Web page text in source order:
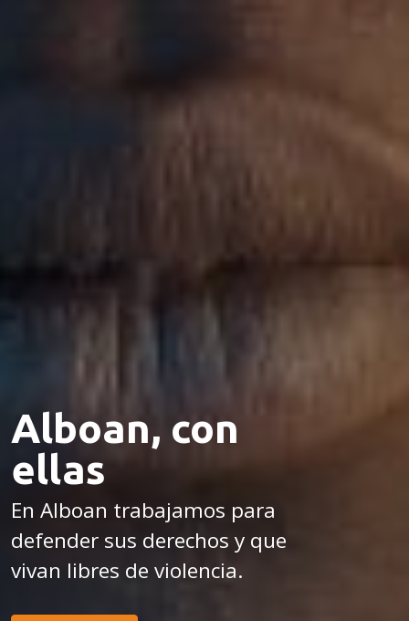
Alboan, con
ellas
En Alboan trabajamos para
defender sus derechos y que
vivan libres de violencia.